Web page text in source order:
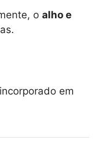
o alho e
em